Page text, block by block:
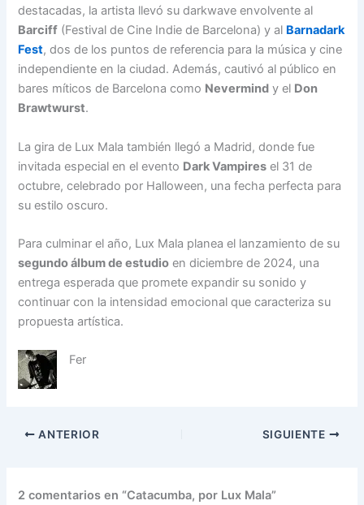
destacadas, la artista llevó su darkwave envolvente al
Barciff (Festival de Cine Indie de Barcelona) y al Barnadark
Fest, dos de los puntos de referencia para la música y cine
independiente en la ciudad. Además, cautivó al público en
bares míticos de Barcelona como Nevermind y el Don
Brawtwurst.
La gira de Lux Mala también llegó a Madrid, donde fue
invitada especial en el evento Dark Vampires el 31 de
octubre, celebrado por Halloween, una fecha perfecta para
su estilo oscuro.
Para culminar el año, Lux Mala planea el lanzamiento de su
segundo álbum de estudio en diciembre de 2024, una
entrega esperada que promete expandir su sonido y
continuar con la intensidad emocional que caracteriza su
propuesta artística.
Fer
ANTERIOR SIGUIENTE
2 comentarios en “Catacumba, por Lux Mala”